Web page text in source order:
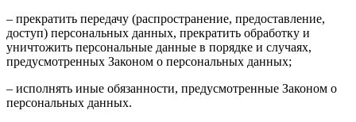
– прекратить передачу (распространение, предоставление,
доступ) персональных данных, прекратить обработку и
уничтожить персональные данные в порядке и случаях,
предусмотренных Законом о персональных данных;
– исполнять иные обязанности, предусмотренные Законом о
персональных данных.